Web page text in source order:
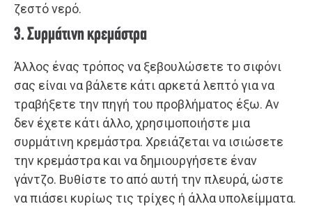
ζεστό νερό.
3. Συρμάτινη κρεμάστρα
Άλλος ένας τρόπος να ξεβουλώσετε το σιφόνι
σας είναι να βάλετε κάτι αρκετά λεπτό για να
τραβήξετε την πηγή του προβλήματος έξω. Αν
δεν έχετε κάτι άλλο, χρησιμοποιήστε μια
συρμάτινη κρεμάστρα. Χρειάζεται να ισιώσετε
την κρεμάστρα και να δημιουργήσετε έναν
γάντζο. Βυθίστε το από αυτή την πλευρά, ώστε
να πιάσει κυρίως τις τρίχες ή άλλα υπολείμματα.